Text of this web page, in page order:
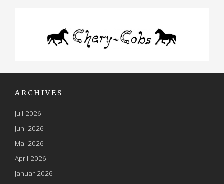
ARCHIVES
Juli 2026
Juni 2026
Mai 2026
April 2026
Januar 2026